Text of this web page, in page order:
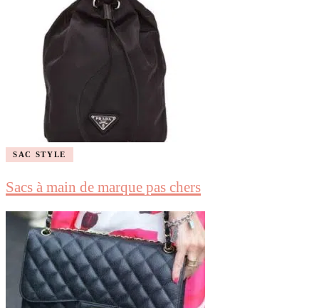
SAC STYLE
Sacs à main de marque pas chers